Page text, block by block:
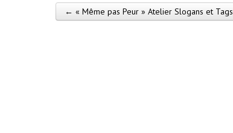
Post navigation
← « Même pas Peur » Atelier Slogans et Tags